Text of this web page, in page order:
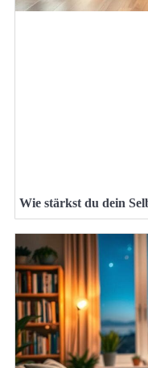
Wie stärkst du dein